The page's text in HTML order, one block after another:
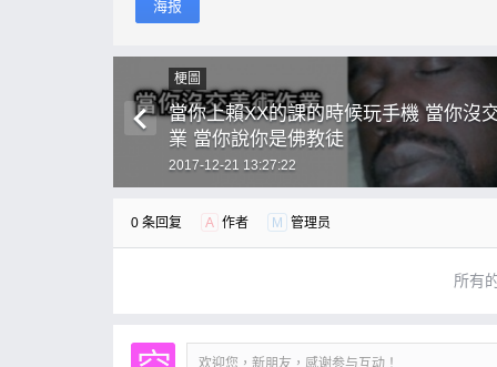
海报
梗圖
當你上賴XX的課的時候玩手機 當你沒
業 當你說你是佛教徒
2017-12-21 13:27:22
0 条回复 A 作者 M 管理员
所有
欢迎您，新朋友，感谢参与互动！